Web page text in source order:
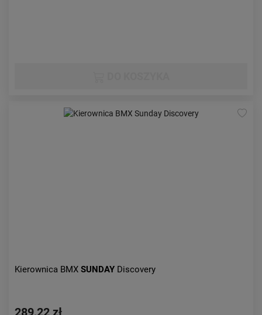
Kierownica BMX SUNDAY Discovery
289,22 zł